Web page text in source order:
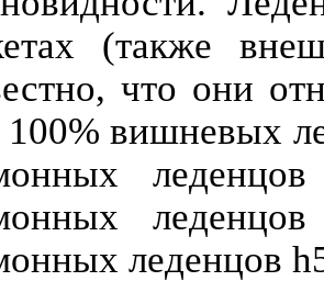
(также
что они
100% вишневых
леденцов